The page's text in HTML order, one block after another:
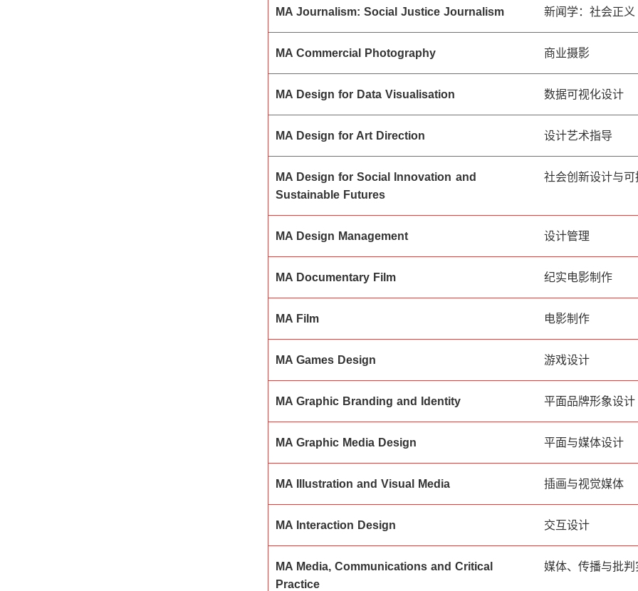
MA Journalism: Social Justice Journalism 新闻学：社会正义
MA Commercial Photography 商业摄影
MA Design for Data Visualisation 数据可视化设计
MA Design for Art Direction 设计艺术指导
MA Design for Social Innovation and
Sustainable Futures
社会创新设计与可
MA Design Management 设计管理
MA Documentary Film 纪实电影制作
MA Film 电影制作
MA Games Design 游戏设计
MA Graphic Branding and Identity 平面品牌形象设计
MA Graphic Media Design 平面与媒体设计
MA Illustration and Visual Media 插画与视觉媒体
MA Interaction Design 交互设计
MA Media, Communications and Critical
Practice
媒体、传播与批判